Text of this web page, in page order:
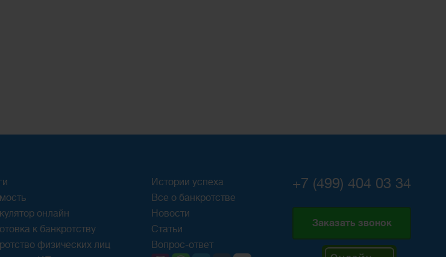
онлайн
к банкротству
физических лиц
Истории успеха
Все о банкротстве
Новости
Статьи
Вопрос-ответ
+7 (499) 404 03 34
Заказать звонок